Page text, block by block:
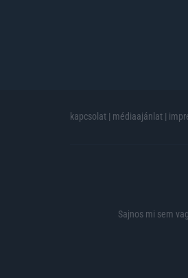
kapcsolat | médiaajánlat |
Sajnos mi sem